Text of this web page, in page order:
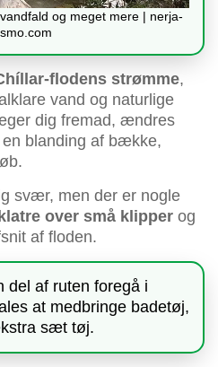
og meget mere | nerja-
flodens strømme,
vand og naturlige
dig fremad, ændres
en blanding af bække,
svær, men der er nogle
over små klipper og
af floden.
del af ruten foregå i
at medbringe badetøj,
sæt tøj.